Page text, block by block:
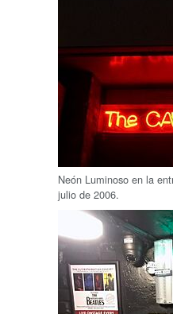
Neón Luminoso en la
julio de 2006.